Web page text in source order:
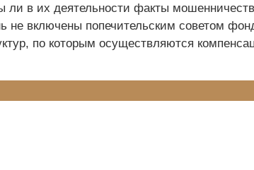
ли в их деятельности факты
не включены попечительским советом
по которым осуществляются